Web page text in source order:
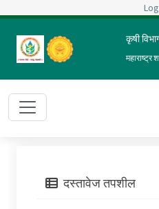
कृषी
महाराष्ट्र
दस्तावेज तपशील